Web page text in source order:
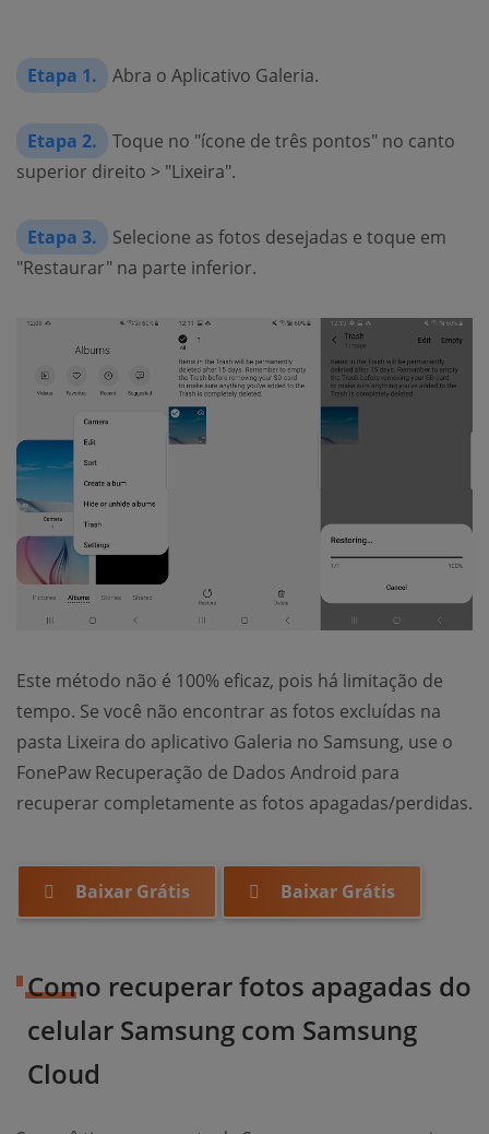
Etapa 1. Abra o Aplicativo Galeria.
Etapa 2.
Toque no "ícone de três pontos" no canto
superior direito > "Lixeira".
Etapa 3.
Selecione as fotos desejadas e toque em
"Restaurar" na parte inferior.
Este método não é 100% eficaz, pois há limitação de
tempo. Se você não encontrar as fotos excluídas na
pasta Lixeira do aplicativo Galeria no Samsung, use o
FonePaw Recuperação de Dados Android para
recuperar completamente as fotos apagadas/perdidas.
Baixar Grátis Baixar Grátis
Como recuperar fotos apagadas do
celular Samsung com Samsung
Cloud